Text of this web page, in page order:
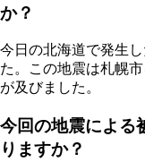
か？
今日の北海道で発生
た。この地震は札幌
が及びました。
今回の地震による
りますか？